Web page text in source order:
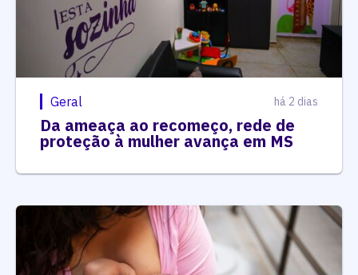
Geral há 2 dias
Da ameaça ao recomeço, rede de
proteção à mulher avança em MS